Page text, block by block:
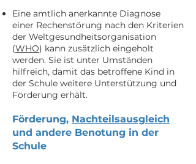
Eine amtlich anerkannte Diagnose
einer Rechenstörung nach den Kriterien
der Weltgesundheitsorganisation
(WHO) kann zusätzlich eingeholt
werden. Sie ist unter Umständen
hilfreich, damit das betroffene Kind in
der Schule weitere Unterstützung und
Förderung erhält.
Förderung, Nachteilsausgleich
und andere Benotung in der
Schule